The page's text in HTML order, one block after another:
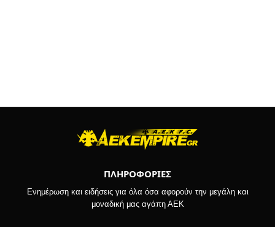
ΠΛΗΡΟΦΟΡΙΕΣ
Ενημέρωση και ειδήσεις για όλα όσα αφορούν την μεγάλη και
μοναδική μας αγάπη ΑΕΚ